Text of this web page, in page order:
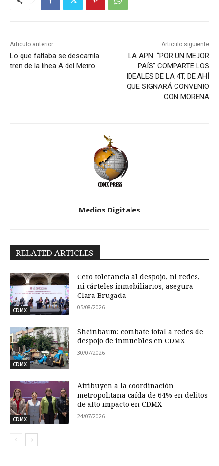
Artículo anterior
Lo que faltaba se descarrila
tren de la línea A del Metro
Artículo siguiente
LA APN “POR UN MEJOR
PAÍS” COMPARTE LOS
IDEALES DE LA 4T, DE AHÍ
QUE SIGNARÁ CONVENIO
CON MORENA
Medios Digitales
RELATED ARTICLES
CDMX
Cero tolerancia al despojo, ni redes,
ni cárteles inmobiliarios, asegura
Clara Brugada
05/08/2026
CDMX
Sheinbaum: combate total a redes de
despojo de inmuebles en CDMX
30/07/2026
CDMX
Atribuyen a la coordinación
metropolitana caída de 64% en delitos
de alto impacto en CDMX
24/07/2026